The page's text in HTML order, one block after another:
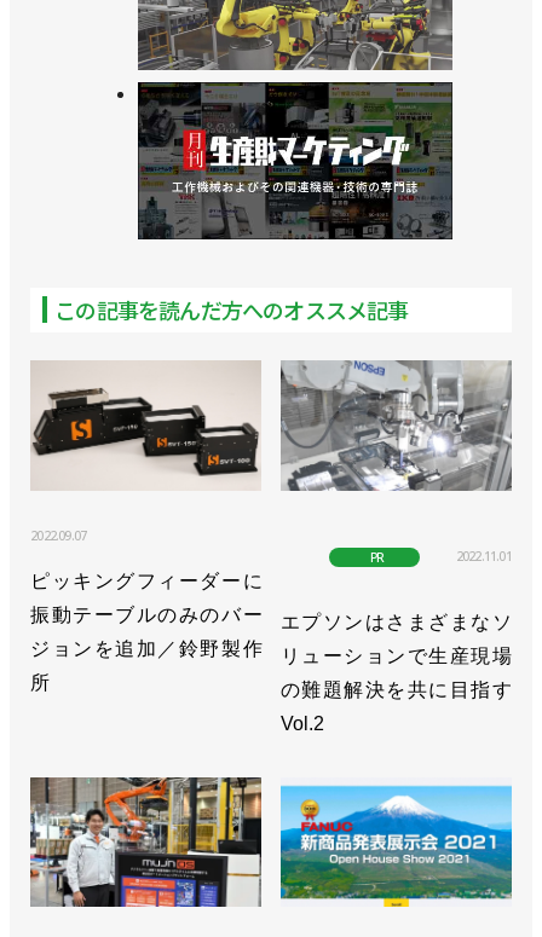
この記事を読んだ方へのオススメ記事
2022.09.07
ピッキングフィーダーに
振動テーブルのみのバー
ジョンを追加／鈴野製作
所
PR 2022.11.01
エプソンはさまざまなソ
リューションで生産現場
の難題解決を共に目指す
Vol.2